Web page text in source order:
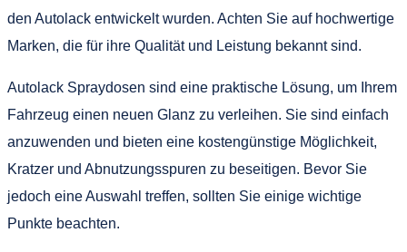
den Autolack entwickelt wurden. Achten Sie auf hochwertige
Marken, die für ihre Qualität und Leistung bekannt sind.
Autolack Spraydosen sind eine praktische Lösung, um Ihrem
Fahrzeug einen neuen Glanz zu verleihen. Sie sind einfach
anzuwenden und bieten eine kostengünstige Möglichkeit,
Kratzer und Abnutzungsspuren zu beseitigen. Bevor Sie
jedoch eine Auswahl treffen, sollten Sie einige wichtige
Punkte beachten.